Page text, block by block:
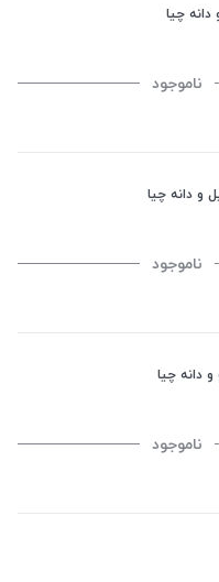
چیا
ناموجود
و دانه چیا
ناموجود
و دانه چیا
ناموجود